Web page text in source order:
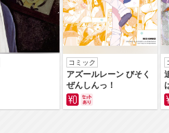
コミック
アズールレーン びそく
ぜんしんっ！